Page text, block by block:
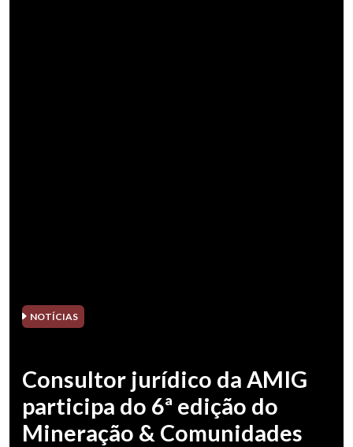
NOTÍCIAS
Consultor jurídico da AMIG
participa do 6ª edição do
Mineração & Comunidades